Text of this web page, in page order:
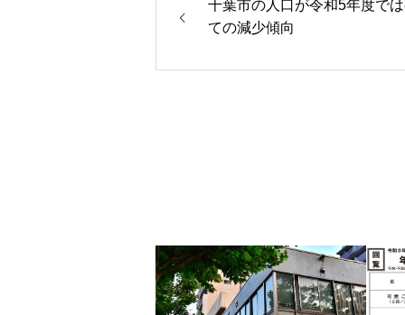
千葉市の人口が令和5年度で
ての減少傾向